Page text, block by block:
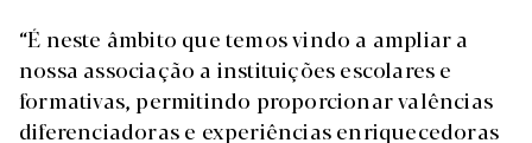
“É neste âmbito que temos vindo a ampliar a
nossa associação a instituições escolares e
formativas, permitindo proporcionar valências
diferenciadoras e experiências enriquecedoras